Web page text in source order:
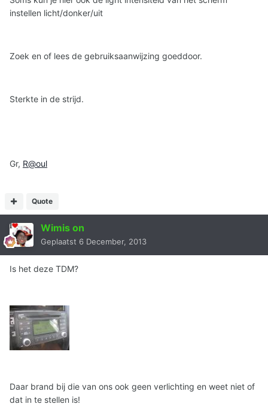
instellen licht/donker/uit
Zoek en of lees de gebruiksaanwijzing goeddoor.
Sterkte in de strijd.
Gr, R@oul
Quote
Wimis on
Geplaatst 6 December, 2013
Is het deze TDM?
Daar brand bij die van ons ook geen verlichting en weet niet of
dat in te stellen is!